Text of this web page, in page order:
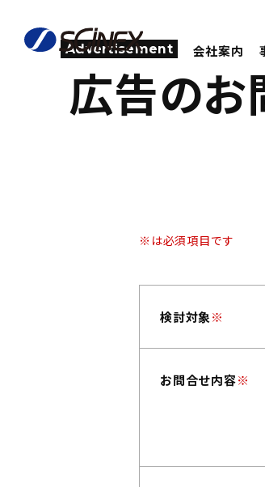
会社案内
Advertisement
広告のお
※は必須項目です
検討対象※
お問合せ内容※